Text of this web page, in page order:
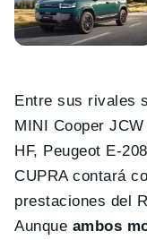
Entre sus rivales
MINI Cooper
HF, Peugeot E-
CUPRA contará
prestaciones del
Aunque ambos